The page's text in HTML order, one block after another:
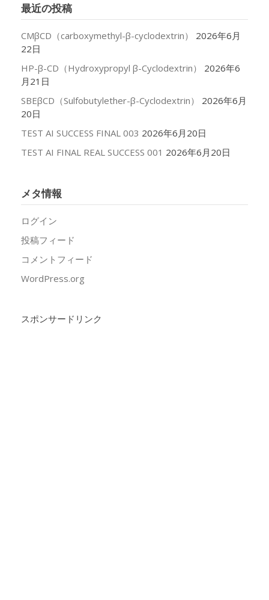
ブ
最近の投稿
CMβCD（carboxymethyl-β-cyclodextrin）
2026年6月
22日
HP-β-CD（Hydroxypropyl β-Cyclodextrin）
2026年6
月21日
SBEβCD（Sulfobutylether-β-Cyclodextrin）
2026年6月
20日
TEST AI SUCCESS FINAL 003 2026年6月20日
TEST AI FINAL REAL SUCCESS 001 2026年6月20日
メタ情報
ログイン
投稿フィード
コメントフィード
WordPress.org
スポンサードリンク